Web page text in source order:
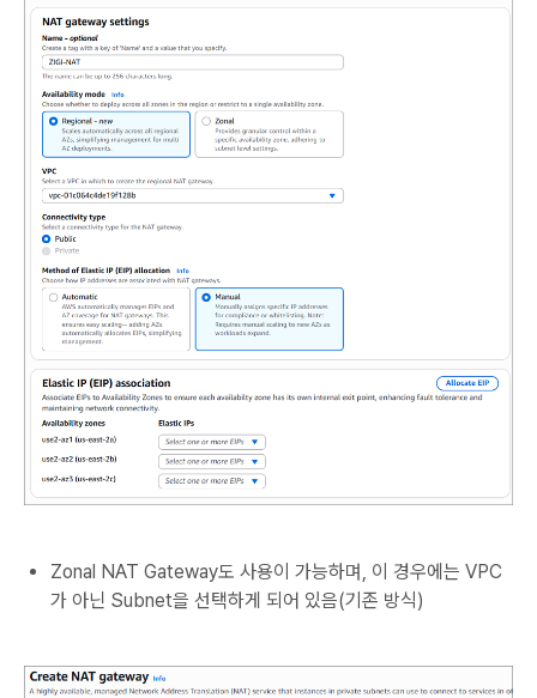
Zonal NAT Gateway도 사용이 가능하며, 이 경우에는 VPC
가 아닌 Subnet을 선택하게 되어 있음(기존 방식)